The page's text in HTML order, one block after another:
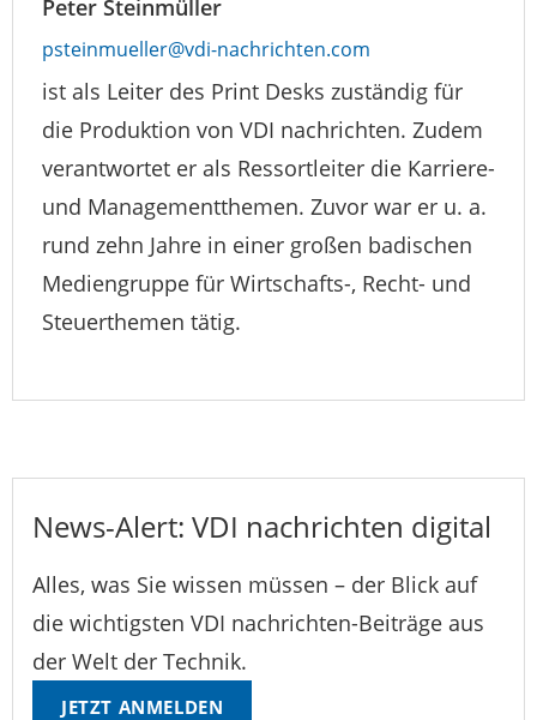
Peter Steinmüller
psteinmueller@vdi-nachrichten.com
ist als Leiter des Print Desks zuständig für
die Produktion von VDI nachrichten. Zudem
verantwortet er als Ressortleiter die Karriere-
und Managementthemen. Zuvor war er u. a.
rund zehn Jahre in einer großen badischen
Mediengruppe für Wirtschafts-, Recht- und
Steuerthemen tätig.
News-Alert: VDI nachrichten digital
Alles, was Sie wissen müssen – der Blick auf
die wichtigsten VDI nachrichten-Beiträge aus
der Welt der Technik.
JETZT ANMELDEN